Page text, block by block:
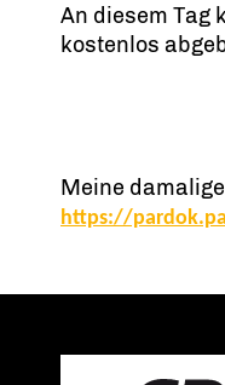
An diesem
kostenlos
Meine
https://